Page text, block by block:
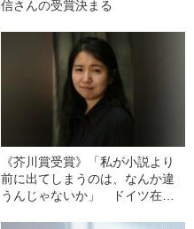
信さんの受賞決まる
《芥川賞受賞》「私が小説より
前に出てしまうのは、なんか違
うんじゃないか」 ドイツ在住